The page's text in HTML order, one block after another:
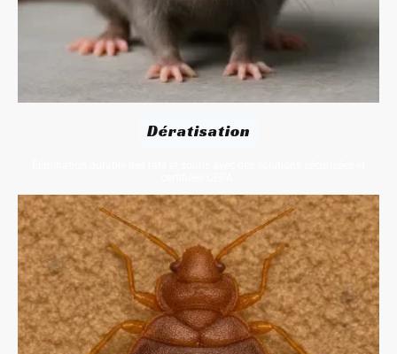
Dératisation